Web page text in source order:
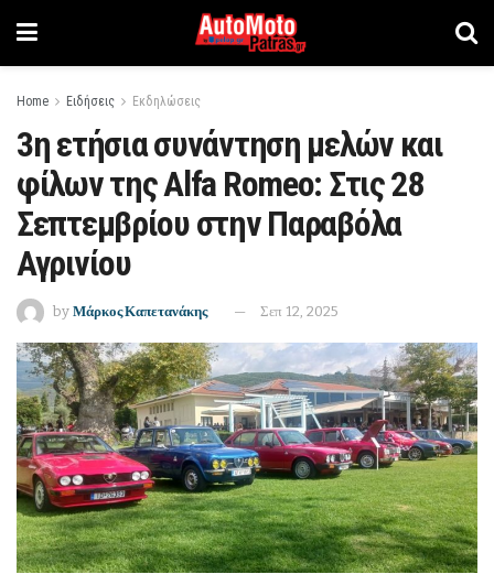
Home Ειδήσεις Εκδηλώσεις
3η ετήσια συνάντηση μελών και
φίλων της Alfa Romeo: Στις 28
Σεπτεμβρίου στην Παραβόλα
Αγρινίου
by Μάρκος Καπετανάκης Σεπ 12, 2025